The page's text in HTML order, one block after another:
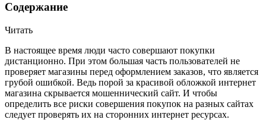
Содержание
Читать
В настоящее время люди часто совершают покупки
дистанционно. При этом большая часть пользователей не
проверяет магазины перед оформлением заказов, что является
грубой ошибкой. Ведь порой за красивой обложкой интернет
магазина скрывается мошеннический сайт. И чтобы
определить все риски совершения покупок на разных сайтах
следует проверять их на сторонних интернет ресурсах.